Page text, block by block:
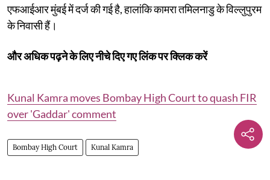
एफआईआर मुंबई में दर्ज की गई है, हालांकि कामरा तमिलनाडु के विल्लुपुरम
के निवासी हैं।
और अधिक पढ़ने के लिए नीचे दिए गए लिंक पर क्लिक करें
Kunal Kamra moves Bombay High Court to quash FIR
over 'Gaddar' comment
Bombay High Court Kunal Kamra